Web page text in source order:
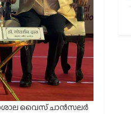
വൈസ് ചാൻസലർ